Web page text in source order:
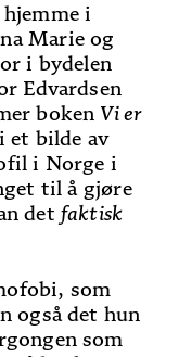
i
Marie og
i bydelen
Edvardsen
boken Vi er
et bilde av
i Norge i
til å gjøre
det faktisk
som
også det hun
som